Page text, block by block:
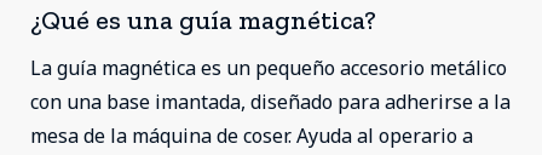
¿Qué es una guía magnética?
La guía magnética es un pequeño accesorio metálico
con una base imantada, diseñado para adherirse a la
mesa de la máquina de coser. Ayuda al operario a